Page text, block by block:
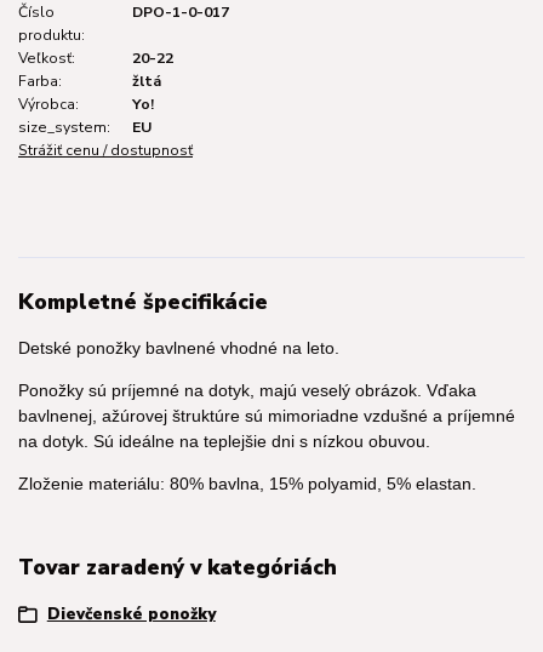
Číslo
produktu:
DPO-1-0-017
Veľkosť:
20-22
Farba:
žltá
Výrobca:
Yo!
size_system:
EU
Strážiť cenu / dostupnosť
Kompletné špecifikácie
Detské ponožky bavlnené vhodné na leto.
Ponožky sú príjemné na dotyk, majú veselý obrázok. Vďaka
bavlnenej, ažúrovej štruktúre sú mimoriadne vzdušné a príjemné
na dotyk. Sú ideálne na teplejšie dni s nízkou obuvou.
Zloženie materiálu: 80% bavlna, 15% polyamid, 5% elastan.
Tovar zaradený v kategóriách
Dievčenské ponožky